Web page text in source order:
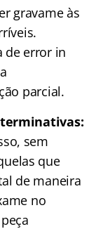
gravame às
de error in
parcial.
sem
que
de maneira
no